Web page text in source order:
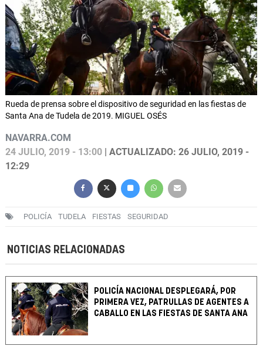
Rueda de prensa sobre el dispositivo de seguridad en las fiestas de
Santa Ana de Tudela de 2019. MIGUEL OSÉS
NAVARRA.COM
24 JULIO, 2019 - 13:00 | ACTUALIZADO: 26 JULIO, 2019 -
12:29
POLICÍA TUDELA FIESTAS SEGURIDAD
NOTICIAS RELACIONADAS
POLICÍA NACIONAL DESPLEGARÁ, POR
PRIMERA VEZ, PATRULLAS DE AGENTES A
CABALLO EN LAS FIESTAS DE SANTA ANA